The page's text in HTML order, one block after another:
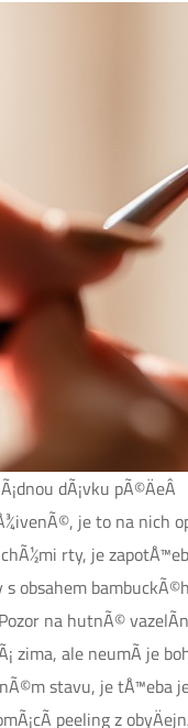
dÃ¡vku pÃ©ÄeÂ
je to na nich
rty, je
obsahem
na hutnÃ©
zima, ale neumÃ­ je
stavu, je tÅ™eba
peeling z